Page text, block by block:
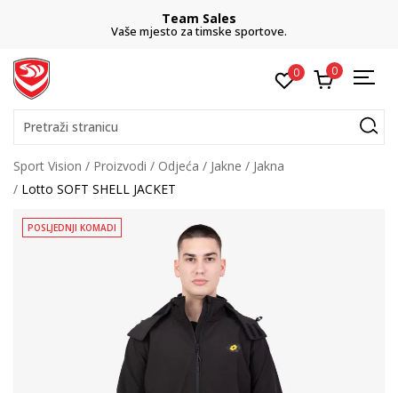
Team Sales
Vaše mjesto za timske sportove.
0 0
Pretraži stranicu
Sport Vision Proizvodi Odjeća Jakne
Jakna
Lotto SOFT SHELL JACKET
POSLJEDNJI KOMADI